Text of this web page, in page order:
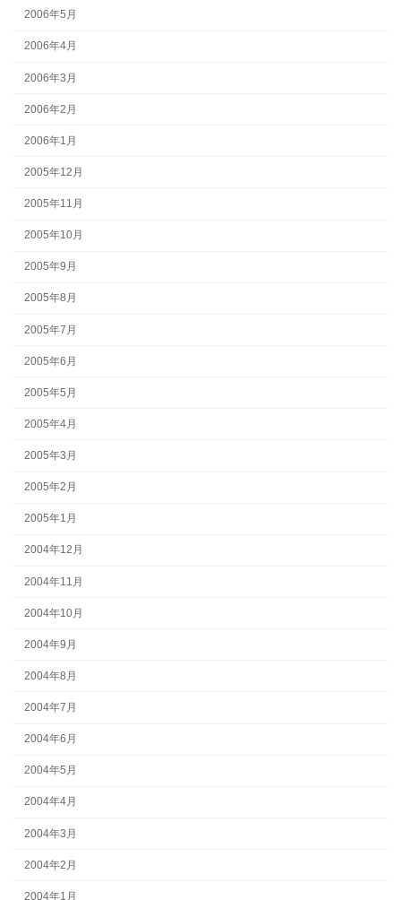
2006年5月
2006年4月
2006年3月
2006年2月
2006年1月
2005年12月
2005年11月
2005年10月
2005年9月
2005年8月
2005年7月
2005年6月
2005年5月
2005年4月
2005年3月
2005年2月
2005年1月
2004年12月
2004年11月
2004年10月
2004年9月
2004年8月
2004年7月
2004年6月
2004年5月
2004年4月
2004年3月
2004年2月
2004年1月